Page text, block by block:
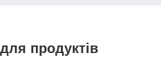
продуктів